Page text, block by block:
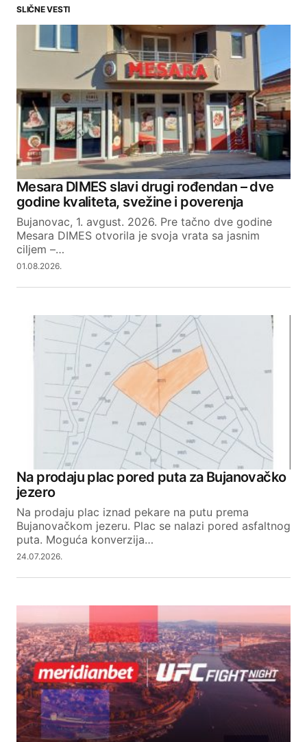
Your email address will not be published.
Required fields are marked*
Your Name
SLIČNE VESTI
Mesara DIMES slavi drugi rođendan – dve
godine kvaliteta, svežine i poverenja
Bujanovac, 1. avgust. 2026. Pre tačno dve godine
Mesara DIMES otvorila je svoja vrata sa jasnim
ciljem –…
01.08.2026.
Na prodaju plac pored puta za Bujanovačko
jezero
Na prodaju plac iznad pekare na putu prema
Bujanovačkom jezeru. Plac se nalazi pored asfaltnog
puta. Moguća konverzija…
24.07.2026.